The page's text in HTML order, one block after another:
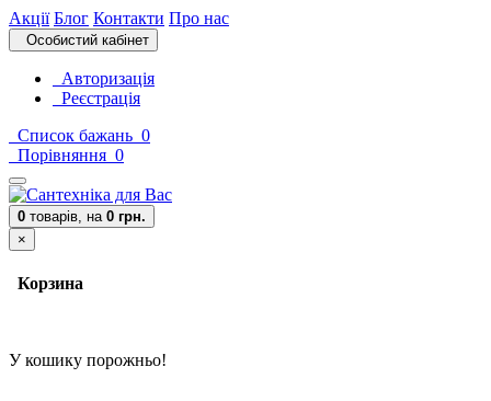
Акції Блог Контакти Про нас
Особистий кабінет
Авторизація
Реєстрація
Список бажань 0
Порівняння 0
0 товарів, на 0 грн.
×
Корзина
У кошику порожньо!